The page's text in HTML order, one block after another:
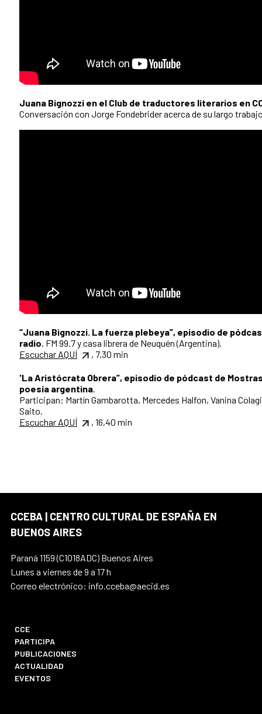
Juana Bignozzi en el Club de traductores literarios en
Conversación con Jorge Fondebrider acerca de su largo
“Juana Bignozzi. La fuerza plebeya”, episodio de
radio, FM 99.7 y casa librera de Neuquén (Argentina).
Escuchar AQUÍ
, 7,30 min
'La Aristócrata Obrera”, episodio de pódcast de
poesía argentina.
Participan: Martín Gambarotta, Mercedes Halfon, Vanina
Saito.
Escuchar AQUÍ
, 16,40 min
CCEBA | CENTRO CULTURAL DE ESPAÑA EN
BUENOS AIRES
Paraná 1159 (C1018ADC) Buenos Aires
Lunes a viernes de 9 a 17 h
Correo electrónico: info.cceba@aecid.es
CCE
PARTICIPA
PUBLICACIONES
ACTUALIDAD
EVENTOS